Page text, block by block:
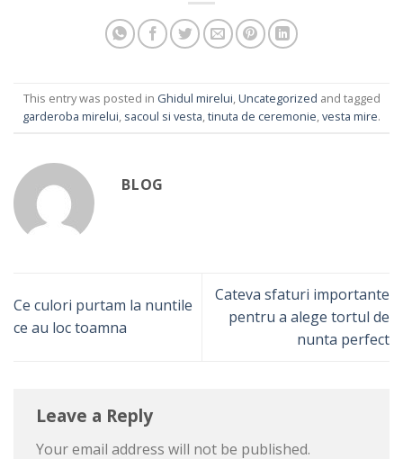
This entry was posted in Ghidul mirelui,Uncategorized and tagged
garderoba mirelui, sacoul si vesta,tinuta de ceremonie,vesta mire.
BLOG
Ce culori purtam la nuntile
ce au loc toamna
Cateva sfaturi importante
pentru a alege tortul de
nunta perfect
Leave a Reply
Your email address will not be published.